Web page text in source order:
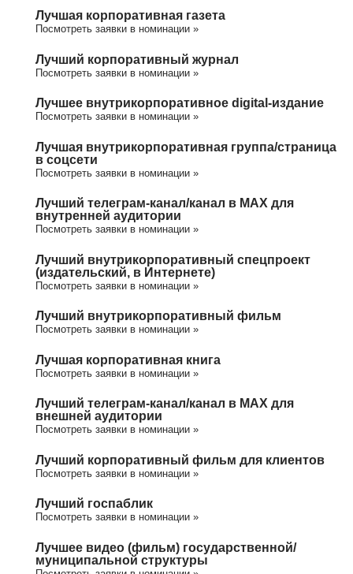
Лучшая корпоративная газета
Посмотреть заявки в номинации »
Лучший корпоративный журнал
Посмотреть заявки в номинации »
Лучшее внутрикорпоративное digital-издание
Посмотреть заявки в номинации »
Лучшая внутрикорпоративная группа/cтраница
в соцсети
Посмотреть заявки в номинации »
Лучший телеграм-канал/канал в МАХ для
внутренней аудитории
Посмотреть заявки в номинации »
Лучший внутрикорпоративный спецпроект
(издательский, в Интернете)
Посмотреть заявки в номинации »
Лучший внутрикорпоративный фильм
Посмотреть заявки в номинации »
Лучшая корпоративная книга
Посмотреть заявки в номинации »
Лучший телеграм-канал/канал в МАХ для
внешней аудитории
Посмотреть заявки в номинации »
Лучший корпоративный фильм для клиентов
Посмотреть заявки в номинации »
Лучший госпаблик
Посмотреть заявки в номинации »
Лучшее видео (фильм) государственной/
муниципальной структуры